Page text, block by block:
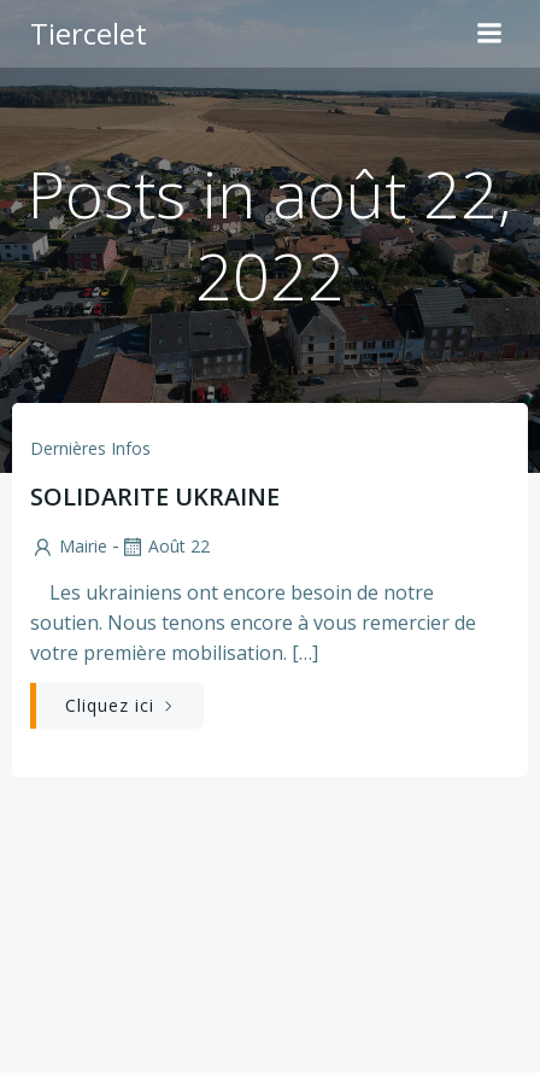
contenu
Tiercelet
Posts in août 22,
2022
Dernières Infos
SOLIDARITE UKRAINE
Mairie - Août 22
Les ukrainiens ont encore besoin de notre
soutien. Nous tenons encore à vous remercier de
votre première mobilisation. […]
Cliquez ici